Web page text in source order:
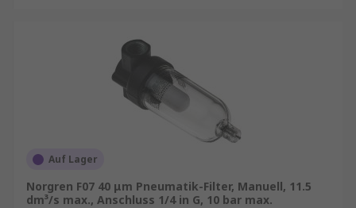
Auf Lager
Norgren F07 40 μm Pneumatik-Filter, Manuell, 11.5
dm³/s max., Anschluss 1/4 in G, 10 bar max.